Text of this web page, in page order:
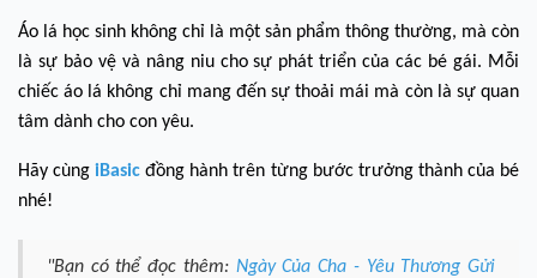
Áo lá học sinh không chỉ là một sản phẩm thông thường, mà còn
là sự bảo vệ và nâng niu cho sự phát triển của các bé gái. Mỗi
chiếc áo lá không chỉ mang đến sự thoải mái mà còn là sự quan
tâm dành cho con yêu.
Hãy cùngiBasic đồng hành trên từng bước trưởng thành của bé
nhé!
"Bạn có thể đọc thêm: Ngày Của Cha - Yêu Thương Gửi